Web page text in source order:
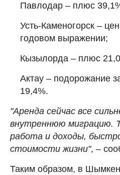
Павлодар – плюс
Усть-Каменогорск –
годовом выражении;
Кызылорда – плюс
Актау – подорожание
19,4%.
"Аренда сейчас все
внутреннюю миграцию.
работа и доходы,
стоимости жизни", –
Таким образом, в